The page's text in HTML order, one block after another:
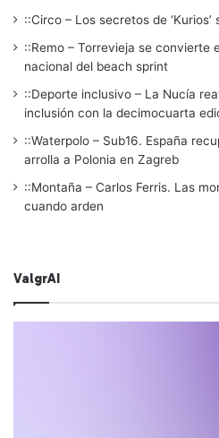
::Circo – Los secretos de
::Remo – Torrevieja se convierte
nacional del beach sprint
::Deporte inclusivo – La Nucía
inclusión con la decimocuarta
::Waterpolo – Sub16. España
arrolla a Polonia en Zagreb
::Montaña – Carlos Ferris. Las
cuando arden
ValgrAI